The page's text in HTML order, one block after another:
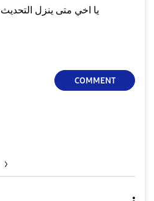
يا اخي متى ينزل التحديث
COMMENT